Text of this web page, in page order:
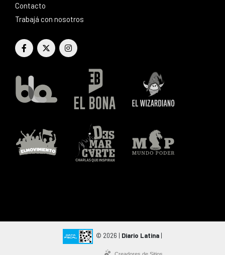
Contacto
Trabajá con nosotros
© 2026 | Diario Latina |